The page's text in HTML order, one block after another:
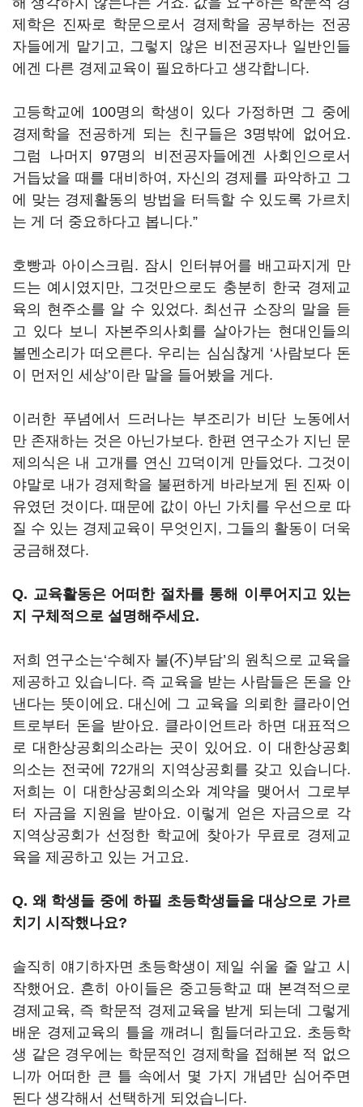
제학은 진짜로 학문으로서 경제학을 공부하는 전공
자들에게 맡기고, 그렇지 않은 비전공자나 일반인들
에겐 다른 경제교육이 필요하다고 생각합니다.
고등학교에 100명의 학생이 있다 가정하면 그 중에
경제학을 전공하게 되는 친구들은 3명밖에 없어요.
그럼 나머지 97명의 비전공자들에겐 사회인으로서
거듭났을 때를 대비하여, 자신의 경제를 파악하고 그
에 맞는 경제활동의 방법을 터득할 수 있도록 가르치
는 게 더 중요하다고 봅니다.”
호빵과 아이스크림. 잠시 인터뷰어를 배고파지게 만
드는 예시였지만, 그것만으로도 충분히 한국 경제교
육의 현주소를 알 수 있었다. 최선규 소장의 말을 듣
고 있다 보니 자본주의사회를 살아가는 현대인들의
볼멘소리가 떠오른다. 우리는 심심찮게 ‘사람보다 돈
이 먼저인 세상’이란 말을 들어봤을 게다.
이러한 푸념에서 드러나는 부조리가 비단 노동에서
만 존재하는 것은 아닌가보다. 한편 연구소가 지닌 문
제의식은 내 고개를 연신 끄덕이게 만들었다. 그것이
야말로 내가 경제학을 불편하게 바라보게 된 진짜 이
유였던 것이다. 때문에 값이 아닌 가치를 우선으로 따
질 수 있는 경제교육이 무엇인지, 그들의 활동이 더욱
궁금해졌다.
Q. 교육활동은 어떠한 절차를 통해 이루어지고 있는
지 구체적으로 설명해주세요.
저희 연구소는‘수혜자 불(不)부담’의 원칙으로 교육을
제공하고 있습니다. 즉 교육을 받는 사람들은 돈을 안
낸다는 뜻이에요. 대신에 그 교육을 의뢰한 클라이언
트로부터 돈을 받아요. 클라이언트라 하면 대표적으
로 대한상공회의소라는 곳이 있어요. 이 대한상공회
의소는 전국에 72개의 지역상공회를 갖고 있습니다.
저희는 이 대한상공회의소와 계약을 맺어서 그로부
터 자금을 지원을 받아요. 이렇게 얻은 자금으로 각
지역상공회가 선정한 학교에 찾아가 무료로 경제교
육을 제공하고 있는 거고요.
Q. 왜 학생들 중에 하필 초등학생들을 대상으로 가르
치기 시작했나요?
솔직히 얘기하자면 초등학생이 제일 쉬울 줄 알고 시
작했어요. 흔히 아이들은 중고등학교 때 본격적으로
경제교육, 즉 학문적 경제교육을 받게 되는데 그렇게
배운 경제교육의 틀을 깨려니 힘들더라고요. 초등학
생 같은 경우에는 학문적인 경제학을 접해본 적 없으
니까 어떠한 큰 틀 속에서 몇 가지 개념만 심어주면
된다 생각해서 선택하게 되었습니다.